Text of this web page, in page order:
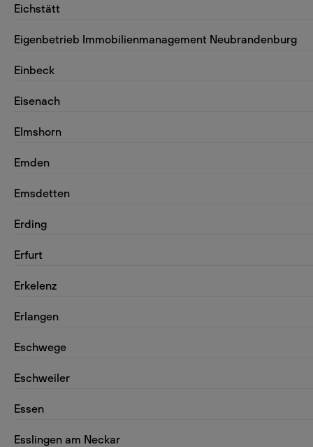
Eichstätt
Eigenbetrieb Immobilienmanagement Neubrandenburg
Einbeck
Eisenach
Elmshorn
Emden
Emsdetten
Erding
Erfurt
Erkelenz
Erlangen
Eschwege
Eschweiler
Essen
Esslingen am Neckar